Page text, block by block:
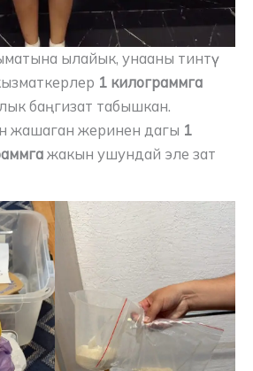
ылайык, унааны тинтүү
1 килограммга
баңгизат табышкан.
жашаган жеринен дагы 1
жакын ушундай эле зат